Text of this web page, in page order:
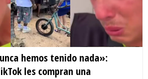
hemos tenido nada»:
les compran una